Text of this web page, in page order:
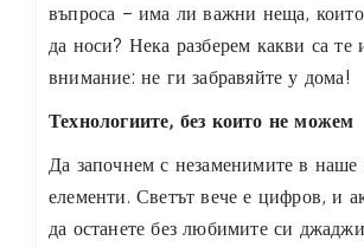
въпроса – има ли важни неща, които
да носи? Нека разберем какви са те
внимание: не ги забравяйте у дома!
Технологиите, без които не можем
Да започнем с незаменимите в наше
елементи. Светът вече е цифров, и
да останете без любимите си